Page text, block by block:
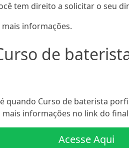
tem direito a solicitar o seu
informações.
de
quando Curso de baterista
mais informações no link do
Acesse Aqui